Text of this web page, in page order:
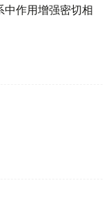
作用增强密切相